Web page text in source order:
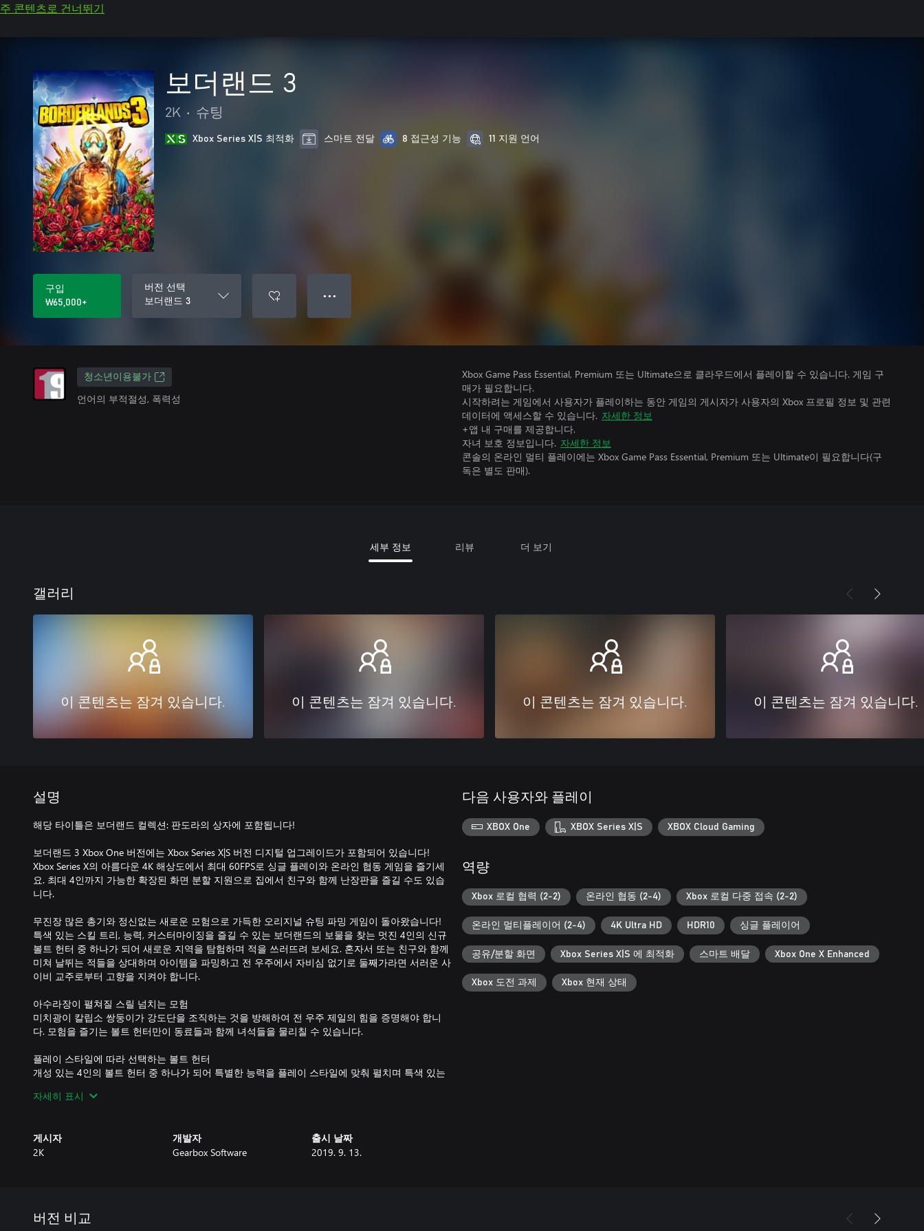
주 콘텐츠로 건너뛰기
보더랜드 3
2K • 슈팅
Xbox Series X|S 최적화 스마트 전달 8 접근성 기능 11 지원 언어
구입
₩65,000+
버전 선택
보더랜드 3
● ● ●
청소년이용불가
언어의 부적절성, 폭력성
Xbox Game Pass Essential, Premium 또는 Ultimate으로 클라우드에서 플레이할 수 있습니다. 게임 구
매가 필요합니다.
시작하려는 게임에서 사용자가 플레이하는 동안 게임의 게시자가 사용자의 Xbox 프로필 정보 및 관련
데이터에 액세스할 수 있습니다. 자세한 정보
+앱 내 구매를 제공합니다.
자녀 보호 정보입니다. 자세한 정보
콘솔의 온라인 멀티 플레이에는 Xbox Game Pass Essential, Premium 또는 Ultimate이 필요합니다(구
독은 별도 판매).
세부 정보 리뷰 더 보기
갤러리
이 콘텐츠는 잠겨 있습니다. 이 콘텐츠는 잠겨 있습니다. 이 콘텐츠는 잠겨 있습니다. 이 콘텐츠는 잠겨 있습니다.
설명
해당 타이틀은 보더랜드 컬렉션: 판도라의 상자에 포함됩니다!
보더랜드 3 Xbox One 버전에는 Xbox Series X|S 버전 디지털 업그레이드가 포함되어 있습니다!
Xbox Series X의 아름다운 4K 해상도에서 최대 60FPS로 싱글 플레이와 온라인 협동 게임을 즐기세
요. 최대 4인까지 가능한 확장된 화면 분할 지원으로 집에서 친구와 함께 난장판을 즐길 수도 있습
니다.
무진장 많은 총기와 정신없는 새로운 모험으로 가득한 오리지널 슈팅 파밍 게임이 돌아왔습니다!
특색 있는 스킬 트리, 능력, 커스터마이징을 즐길 수 있는 보더랜드의 보물을 찾는 멋진 4인의 신규
볼트 헌터 중 하나가 되어 새로운 지역을 탐험하며 적을 쓰러뜨려 보세요. 혼자서 또는 친구와 함께
미쳐 날뛰는 적들을 상대하며 아이템을 파밍하고 전 우주에서 자비심 없기로 둘째가라면 서러운 사
이비 교주로부터 고향을 지켜야 합니다.
아수라장이 펼쳐질 스릴 넘치는 모험
미치광이 칼립소 쌍둥이가 강도단을 조직하는 것을 방해하여 전 우주 제일의 힘을 증명해야 합니
다. 모험을 즐기는 볼트 헌터만이 동료들과 함께 녀석들을 물리칠 수 있습니다.
플레이 스타일에 따라 선택하는 볼트 헌터
개성 있는 4인의 볼트 헌터 중 하나가 되어 특별한 능력을 플레이 스타일에 맞춰 펼치며 특색 있는
올 수 있지만, 다른 플레이어와 함께면 그 누구도 막아서지 못하는 무적이 됩니다.
무진장 많은 총기와 장치로 각 전투에서 새로운 아이템을 얻을 수 있습니다. 총알 방어가 가능한 화
기? 있습니다. 용암을 내뿜는 소총? 당연히 있습니다. 다리가 달렸고 적을 추격하며 언어 폭력을 선
판도라보다 더욱 독특한 세계를 탐험하며 적을 처치할 수 있습니다. 목숨을 위협하는 사막을 넘고,
전쟁으로 무너진 도시를 통과하고, 죽음의 늪과 그 밖의 여러 지역을 탐험합니다!
자세히 표시
게시자
2K
개발자
Gearbox Software
출시 날짜
2019. 9. 13.
다음 사용자와 플레이
XBOX One XBOX Series X|S XBOX Cloud Gaming
역량
Xbox 로컬 협력 (2-2) 온라인 협동 (2-4) Xbox 로컬 다중 접속 (2-2)
온라인 멀티플레이어 (2-4) 4K Ultra HD HDR10 싱글 플레이어
공유/분할 화면 Xbox Series X|S 에 최적화 스마트 배달 Xbox One X Enhanced
Xbox 도전 과제 Xbox 현재 상태
버전 비교